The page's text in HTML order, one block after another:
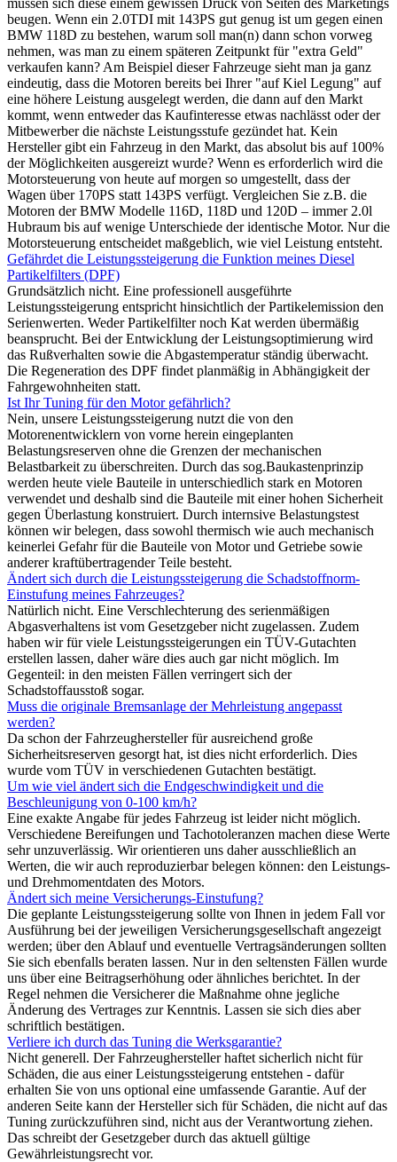
beugen. Wenn ein 2.0TDI mit 143PS gut genug ist um gegen einen
BMW 118D zu bestehen, warum soll man(n) dann schon vorweg
nehmen, was man zu einem späteren Zeitpunkt für "extra Geld"
verkaufen kann? Am Beispiel dieser Fahrzeuge sieht man ja ganz
eindeutig, dass die Motoren bereits bei Ihrer "auf Kiel Legung" auf
eine höhere Leistung ausgelegt werden, die dann auf den Markt
kommt, wenn entweder das Kaufinteresse etwas nachlässt oder der
Mitbewerber die nächste Leistungsstufe gezündet hat. Kein
Hersteller gibt ein Fahrzeug in den Markt, das absolut bis auf 100%
der Möglichkeiten ausgereizt wurde? Wenn es erforderlich wird die
Motorsteuerung von heute auf morgen so umgestellt, dass der
Wagen über 170PS statt 143PS verfügt. Vergleichen Sie z.B. die
Motoren der BMW Modelle 116D, 118D und 120D – immer 2.0l
Hubraum bis auf wenige Unterschiede der identische Motor. Nur die
Motorsteuerung entscheidet maßgeblich, wie viel Leistung entsteht.
Gefährdet die Leistungssteigerung die Funktion meines Diesel
Partikelfilters (DPF)
Grundsätzlich nicht. Eine professionell ausgeführte
Leistungssteigerung entspricht hinsichtlich der Partikelemission den
Serienwerten. Weder Partikelfilter noch Kat werden übermäßig
beansprucht. Bei der Entwicklung der Leistungsoptimierung wird
das Rußverhalten sowie die Abgastemperatur ständig überwacht.
Die Regeneration des DPF findet planmäßig in Abhängigkeit der
Fahrgewohnheiten statt.
Ist Ihr Tuning für den Motor gefährlich?
Nein, unsere Leistungssteigerung nutzt die von den
Motorenentwicklern von vorne herein eingeplanten
Belastungsreserven ohne die Grenzen der mechanischen
Belastbarkeit zu überschreiten. Durch das sog.Baukastenprinzip
werden heute viele Bauteile in unterschiedlich stark en Motoren
verwendet und deshalb sind die Bauteile mit einer hohen Sicherheit
gegen Überlastung konstruiert. Durch internsive Belastungstest
können wir belegen, dass sowohl thermisch wie auch mechanisch
keinerlei Gefahr für die Bauteile von Motor und Getriebe sowie
anderer kraftübertragender Teile besteht.
Ändert sich durch die Leistungssteigerung die Schadstoffnorm-
Einstufung meines Fahrzeuges?
Natürlich nicht. Eine Verschlechterung des serienmäßigen
Abgasverhaltens ist vom Gesetzgeber nicht zugelassen. Zudem
haben wir für viele Leistungssteigerungen ein TÜV-Gutachten
erstellen lassen, daher wäre dies auch gar nicht möglich. Im
Gegenteil: in den meisten Fällen verringert sich der
Schadstoffausstoß sogar.
Muss die originale Bremsanlage der Mehrleistung angepasst
werden?
Da schon der Fahrzeughersteller für ausreichend große
Sicherheitsreserven gesorgt hat, ist dies nicht erforderlich. Dies
wurde vom TÜV in verschiedenen Gutachten bestätigt.
Um wie viel ändert sich die Endgeschwindigkeit und die
Beschleunigung von 0-100 km/h?
Eine exakte Angabe für jedes Fahrzeug ist leider nicht möglich.
Verschiedene Bereifungen und Tachotoleranzen machen diese Werte
sehr unzuverlässig. Wir orientieren uns daher ausschließlich an
Werten, die wir auch reproduzierbar belegen können: den Leistungs-
und Drehmomentdaten des Motors.
Ändert sich meine Versicherungs-Einstufung?
Die geplante Leistungssteigerung sollte von Ihnen in jedem Fall vor
Ausführung bei der jeweiligen Versicherungsgesellschaft angezeigt
werden; über den Ablauf und eventuelle Vertragsänderungen sollten
Sie sich ebenfalls beraten lassen. Nur in den seltensten Fällen wurde
uns über eine Beitragserhöhung oder ähnliches berichtet. In der
Regel nehmen die Versicherer die Maßnahme ohne jegliche
Änderung des Vertrages zur Kenntnis. Lassen sie sich dies aber
schriftlich bestätigen.
Verliere ich durch das Tuning die Werksgarantie?
Nicht generell. Der Fahrzeughersteller haftet sicherlich nicht für
Schäden, die aus einer Leistungssteigerung entstehen - dafür
erhalten Sie von uns optional eine umfassende Garantie. Auf der
anderen Seite kann der Hersteller sich für Schäden, die nicht auf das
Tuning zurückzuführen sind, nicht aus der Verantwortung ziehen.
Das schreibt der Gesetzgeber durch das aktuell gültige
Gewährleistungsrecht vor.